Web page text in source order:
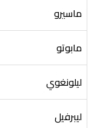
ماسيرو
مابوتو
ليلونغوي
ليبرفيل